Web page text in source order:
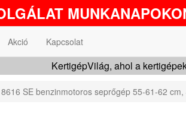
Akció Kapcsolat
KertigépVilág, ahol a
SE benzinmotoros seprőgép 55-61-62